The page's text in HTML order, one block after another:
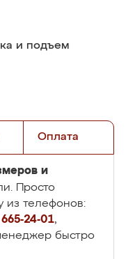
и подъем
Оплата
и
Просто
из телефонов:
24-01,
быстро